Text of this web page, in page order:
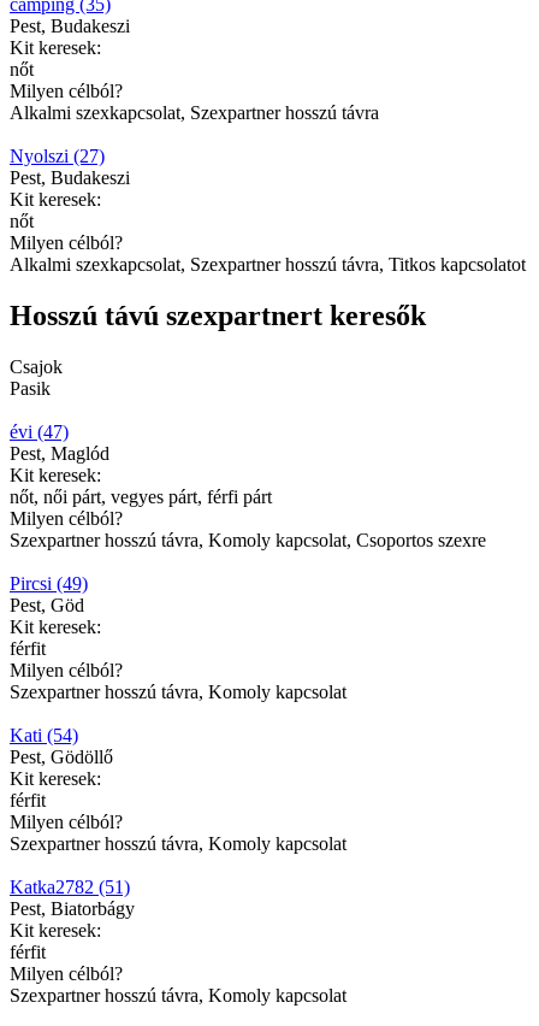
camping (35)
Pest, Budakeszi
Kit keresek:
nőt
Milyen célból?
Alkalmi szexkapcsolat, Szexpartner hosszú távra
Nyolszi (27)
Pest, Budakeszi
Kit keresek:
nőt
Milyen célból?
Alkalmi szexkapcsolat, Szexpartner hosszú távra, Titkos kapcsolatot
Hosszú távú szexpartnert keresők
Csajok
Pasik
évi (47)
Pest, Maglód
Kit keresek:
nőt, női párt, vegyes párt, férfi párt
Milyen célból?
Szexpartner hosszú távra, Komoly kapcsolat, Csoportos szexre
Pircsi (49)
Pest, Göd
Kit keresek:
férfit
Milyen célból?
Szexpartner hosszú távra, Komoly kapcsolat
Kati (54)
Pest, Gödöllő
Kit keresek:
férfit
Milyen célból?
Szexpartner hosszú távra, Komoly kapcsolat
Katka2782 (51)
Pest, Biatorbágy
Kit keresek:
férfit
Milyen célból?
Szexpartner hosszú távra, Komoly kapcsolat